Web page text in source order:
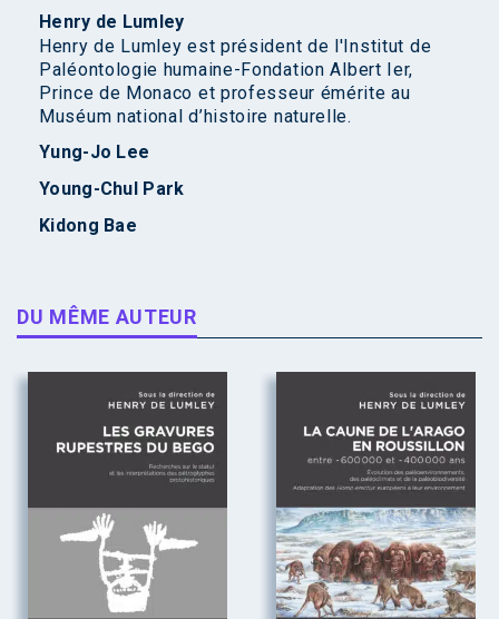
Henry de Lumley
Henry de Lumley est président de l'Institut de
Paléontologie humaine-Fondation Albert Ier,
Prince de Monaco et professeur émérite au
Muséum national d’histoire naturelle.
Yung-Jo Lee
Young-Chul Park
Kidong Bae
DU MÊME AUTEUR